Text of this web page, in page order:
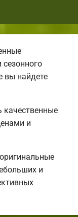
вы найдете
качественные
и
и